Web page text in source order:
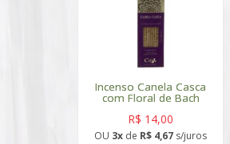
Incenso Canela Casca
com Floral de Bach
R$ 14,00
OU 3x de R$ 4,67 s/juros